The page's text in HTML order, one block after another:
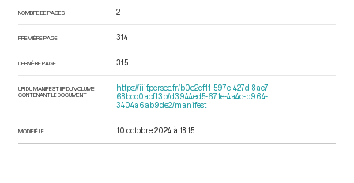
NOMBRE DE PAGES 2
PREMIÈRE PAGE 314
DERNIÈRE PAGE 315
URI DU MANIFEST IIIF DU VOLUME
CONTENANT LE DOCUMENT
https://iiif.persee.fr/b0e2cf11-597c-427d-8ac7-
68bcc0acf13b/d3944ed5-671e-4a4c-b964-
3404a6ab9de2/manifest
MODIFIÉ LE 10 octobre 2024 à 18:15